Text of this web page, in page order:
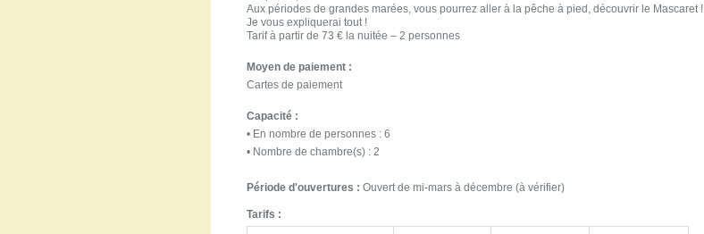
Aux périodes de grandes marées, vous pourrez aller à la pêche à pied, découvrir le Mascaret !
Je vous expliquerai tout !
Tarif à partir de 73 € la nuitée – 2 personnes
Moyen de paiement :
Cartes de paiement
Capacité :
• En nombre de personnes : 6
• Nombre de chambre(s) : 2
Période d'ouvertures : Ouvert de mi-mars à décembre (à vérifier)
Tarifs :